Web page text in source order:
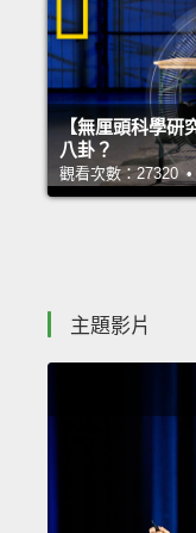
【無厘頭科學研
八卦？
觀看次數：27320
主題影片